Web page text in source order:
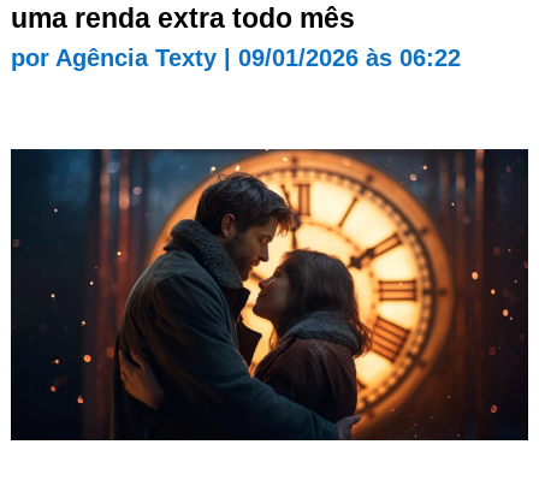
uma renda extra todo mês
por Agência Texty| 09/01/2026 às 06:22